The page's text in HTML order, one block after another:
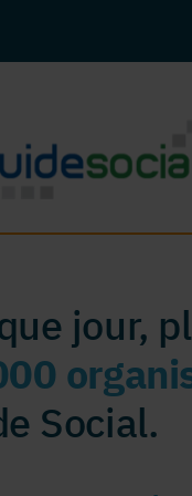
jour,
Social.